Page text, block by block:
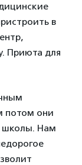
в
Приюта для
потом они
школы. Нам